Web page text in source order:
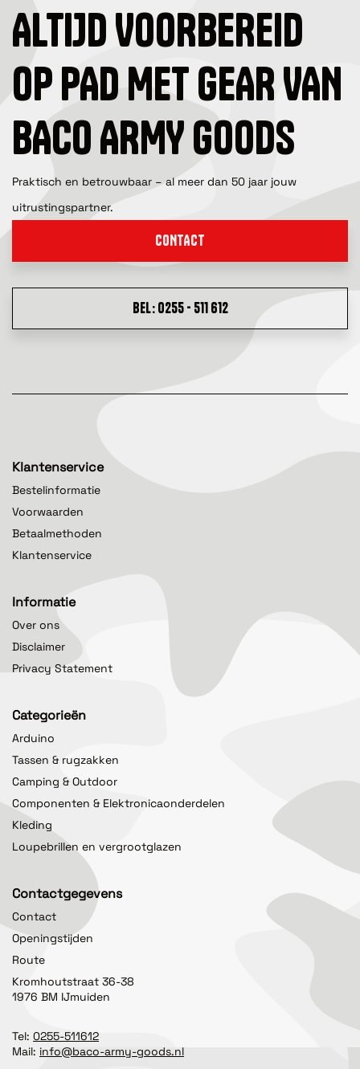
ALTIJD VOORBEREID
OP PAD MET GEAR VAN
BACO ARMY GOODS
Praktisch en betrouwbaar – al meer dan 50 jaar jouw
uitrustingspartner.
CONTACT
BEL: 0255 - 511 612
Klantenservice
Bestelinformatie
Voorwaarden
Betaalmethoden
Klantenservice
Informatie
Over ons
Disclaimer
Privacy Statement
Categorieën
Arduino
Tassen & rugzakken
Camping & Outdoor
Componenten & Elektronicaonderdelen
Kleding
Loupebrillen en vergrootglazen
Contactgegevens
Contact
Openingstijden
Route
Kromhoutstraat 36-38
1976 BM IJmuiden
Tel: 0255-511612
Mail: info@baco-army-goods.nl